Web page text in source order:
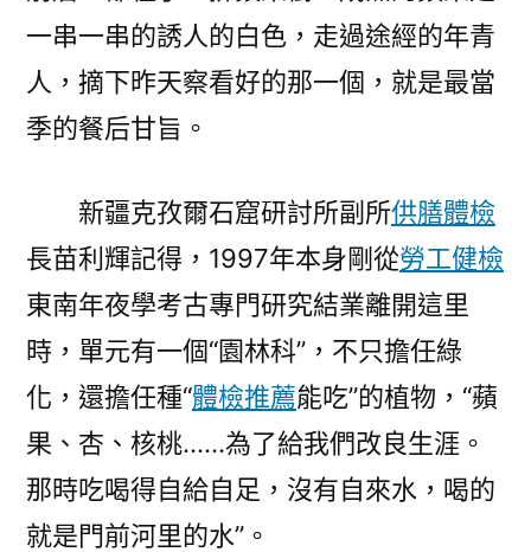
還
在
上
一串一串的誘人的白色，走過途經的年青
人，摘下昨天察看好的那一個，就是最當
季的餐后甘旨。
新疆克孜爾石窟研討所副所供膳體檢
長苗利輝記得，1997年本身剛從勞工健檢
東南年夜學考古專門研究結業離開這里
時，單元有一個“園林科”，不只擔任綠
化，還擔任種“體檢推薦能吃”的植物，“蘋
果、杏、核桃……為了給我們改良生涯。
那時吃喝得自給自足，沒有自來水，喝的
就是門前河里的水”。